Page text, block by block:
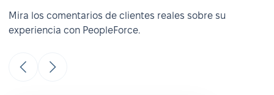
Mira los comentarios de clientes reales sobre su
experiencia con PeopleForce.